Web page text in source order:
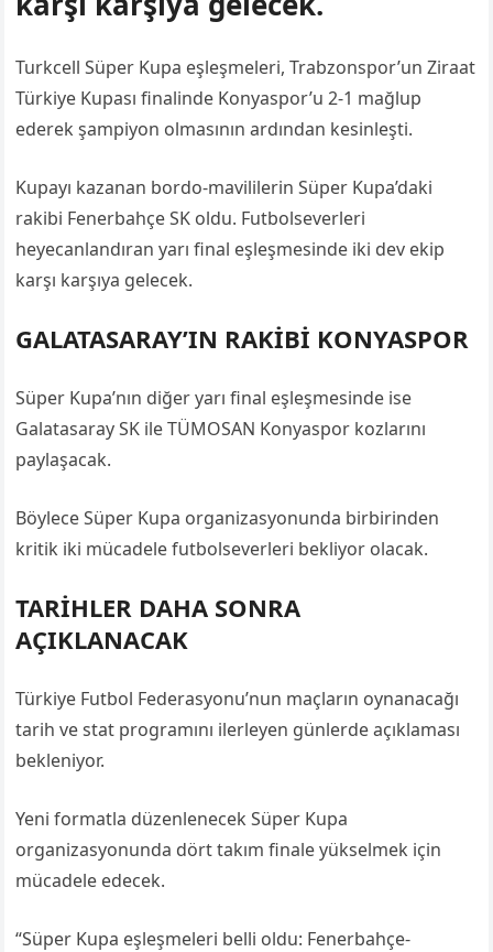
Turkcell Süper Kupa eşleşmeleri, Trabzonspor’un Ziraat
Türkiye Kupası finalinde Konyaspor’u 2-1 mağlup
ederek şampiyon olmasının ardından kesinleşti.
Kupayı kazanan bordo-mavililerin Süper Kupa’daki
rakibi Fenerbahçe SK oldu. Futbolseverleri
heyecanlandıran yarı final eşleşmesinde iki dev ekip
karşı karşıya gelecek.
GALATASARAY’IN RAKİBİ KONYASPOR
Süper Kupa’nın diğer yarı final eşleşmesinde ise
Galatasaray SK ile TÜMOSAN Konyaspor kozlarını
paylaşacak.
Böylece Süper Kupa organizasyonunda birbirinden
kritik iki mücadele futbolseverleri bekliyor olacak.
TARİHLER DAHA SONRA
AÇIKLANACAK
Türkiye Futbol Federasyonu’nun maçların oynanacağı
tarih ve stat programını ilerleyen günlerde açıklaması
bekleniyor.
Yeni formatla düzenlenecek Süper Kupa
organizasyonunda dört takım finale yükselmek için
mücadele edecek.
“Süper Kupa eşleşmeleri belli oldu: Fenerbahçe-